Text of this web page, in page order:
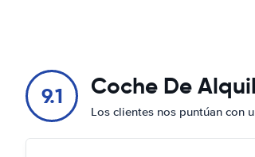
9.1 Coche De
Los clientes nos puntúan con